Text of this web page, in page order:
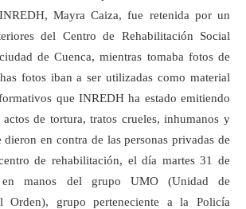
Mayra Caiza, fue retenida por un
del Centro de Rehabilitación Social
de Cuenca, mientras tomaba fotos de
fotos iban a ser utilizadas como material
que INREDH ha estado emitiendo
de tortura, tratos crueles, inhumanos y
dieron en contra de las personas privadas de
de rehabilitación, el día martes 31 de
manos del grupo UMO (Unidad de
Orden), grupo perteneciente a la Policía